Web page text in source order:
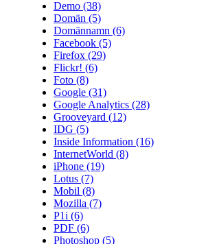
Demo (38)
Domän (5)
Domännamn (6)
Facebook (5)
Firefox (29)
Flickr! (6)
Foto (8)
Google (31)
Google Analytics (28)
Grooveyard (12)
IDG (5)
Inside Information (16)
InternetWorld (8)
iPhone (19)
Lotus (7)
Mobil (8)
Mozilla (7)
P1i (6)
PDF (6)
Photoshop (5)